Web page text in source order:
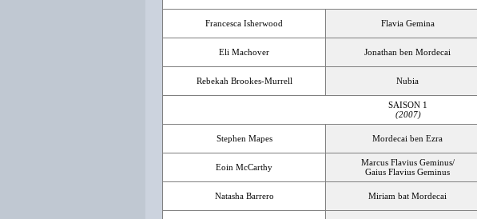
Francesca Isherwood Flavia Gemina
Eli Machover Jonathan ben Mordecai
Rebekah Brookes-Murrell Nubia
SAISON 1
(2007)
Stephen Mapes Mordecai ben Ezra
Eoin McCarthy
Marcus Flavius Geminus/
Gaius Flavius Geminus
Natasha Barrero Miriam bat Mordecai